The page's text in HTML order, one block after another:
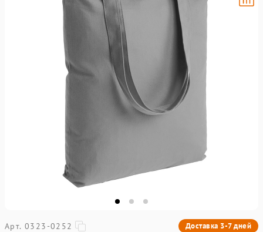
Арт. 0323-0252 Доставка 3-7 дней